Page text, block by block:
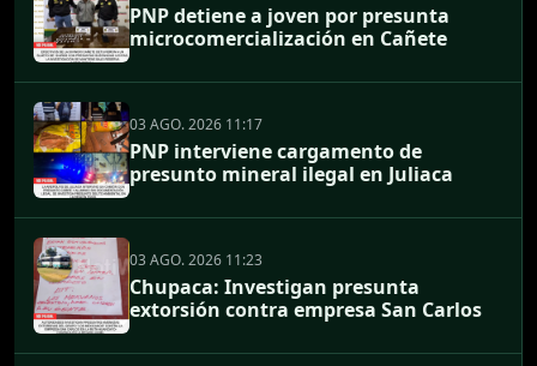
PNP detiene a joven por presunta
microcomercialización en Cañete
03 AGO. 2026 11:17
PNP interviene cargamento de
presunto mineral ilegal en Juliaca
03 AGO. 2026 11:23
Chupaca: Investigan presunta
extorsión contra empresa San Carlos